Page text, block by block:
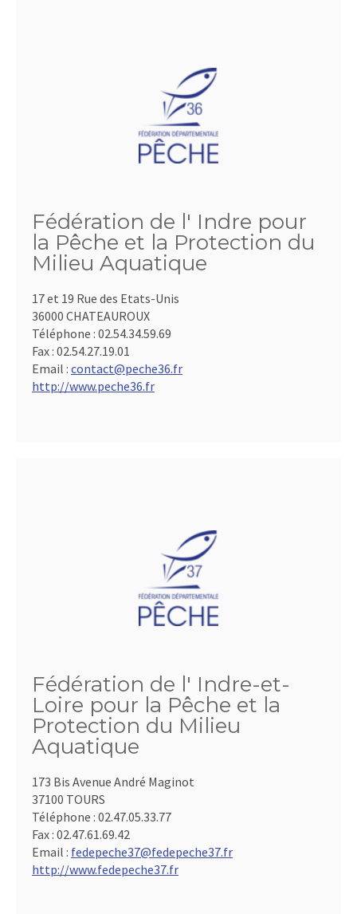
Fédération de l' Indre pour
la Pêche et la Protection du
Milieu Aquatique
17 et 19 Rue des Etats-Unis
36000 CHATEAUROUX
Téléphone : 02.54.34.59.69
Fax : 02.54.27.19.01
Email : contact@peche36.fr
http://www.peche36.fr
Fédération de l' Indre-et-
Loire pour la Pêche et la
Protection du Milieu
Aquatique
173 Bis Avenue André Maginot
37100 TOURS
Téléphone : 02.47.05.33.77
Fax : 02.47.61.69.42
Email : fedepeche37@fedepeche37.fr
http://www.fedepeche37.fr